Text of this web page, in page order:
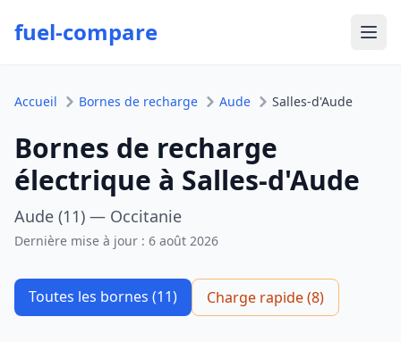
fuel-compare
Accueil Bornes de recharge Aude Salles-d'Aude
Bornes de recharge
électrique à Salles-d'Aude
Aude (11) — Occitanie
Dernière mise à jour : 6 août 2026
Toutes les bornes (11) Charge rapide (8)